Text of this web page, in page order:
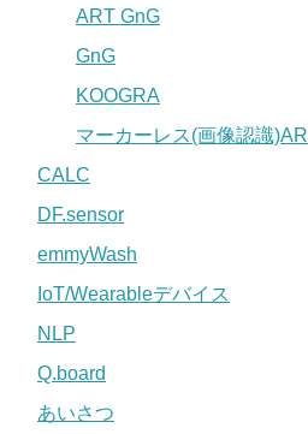
ART GnG
GnG
KOOGRA
マーカーレス(画像認識)AR
CALC
DF.sensor
emmyWash
IoT/Wearableデバイス
NLP
Q.board
あいさつ